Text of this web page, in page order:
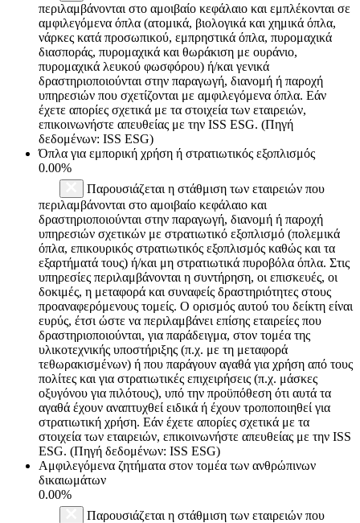
περιλαμβάνονται στο αμοιβαίο κεφάλαιο και εμπλέκονται σε
αμφιλεγόμενα όπλα (ατομικά, βιολογικά και χημικά όπλα,
νάρκες κατά προσωπικού, εμπρηστικά όπλα, πυρομαχικά
διασποράς, πυρομαχικά και θωράκιση με ουράνιο,
πυρομαχικά λευκού φωσφόρου) ή/και γενικά
δραστηριοποιούνται στην παραγωγή, διανομή ή παροχή
υπηρεσιών που σχετίζονται με αμφιλεγόμενα όπλα. Εάν
έχετε απορίες σχετικά με τα στοιχεία των εταιρειών,
επικοινωνήστε απευθείας με την ISS ESG. (Πηγή
δεδομένων: ISS ESG)
Όπλα για εμπορική χρήση ή στρατιωτικός εξοπλισμός
0.00%
Παρουσιάζεται η στάθμιση των εταιρειών που
περιλαμβάνονται στο αμοιβαίο κεφάλαιο και
δραστηριοποιούνται στην παραγωγή, διανομή ή παροχή
υπηρεσιών σχετικών με στρατιωτικό εξοπλισμό (πολεμικά
όπλα, επικουρικός στρατιωτικός εξοπλισμός καθώς και τα
εξαρτήματά τους) ή/και μη στρατιωτικά πυροβόλα όπλα. Στις
υπηρεσίες περιλαμβάνονται η συντήρηση, οι επισκευές, οι
δοκιμές, η μεταφορά και συναφείς δραστηριότητες στους
προαναφερόμενους τομείς. Ο ορισμός αυτού του δείκτη είναι
ευρύς, έτσι ώστε να περιλαμβάνει επίσης εταιρείες που
δραστηριοποιούνται, για παράδειγμα, στον τομέα της
υλικοτεχνικής υποστήριξης (π.χ. με τη μεταφορά
τεθωρακισμένων) ή που παράγουν αγαθά για χρήση από τους
πολίτες και για στρατιωτικές επιχειρήσεις (π.χ. μάσκες
οξυγόνου για πιλότους), υπό την προϋπόθεση ότι αυτά τα
αγαθά έχουν αναπτυχθεί ειδικά ή έχουν τροποποιηθεί για
στρατιωτική χρήση. Εάν έχετε απορίες σχετικά με τα
στοιχεία των εταιρειών, επικοινωνήστε απευθείας με την ISS
ESG. (Πηγή δεδομένων: ISS ESG)
Αμφιλεγόμενα ζητήματα στον τομέα των ανθρώπινων
δικαιωμάτων
0.00%
Παρουσιάζεται η στάθμιση των εταιρειών που